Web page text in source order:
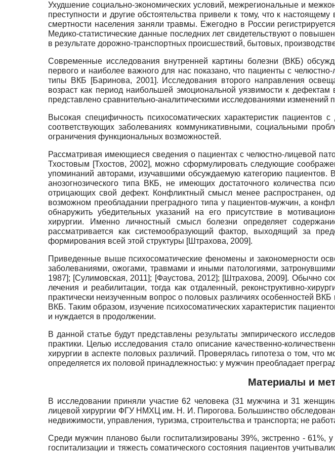
Ухудшение социально-экономических условий, межрегиональные и
преступности и другие обстоятельства привели к тому, что к
смертности населения заняли травмы. Ежегодно в России
Медико-статистические данные последних лет свидетельствуют о
в результате дорожно-транспортных происшествий, бытовых,
Современные исследования внутренней картины болезни (ВКБ)
первого и наиболее важного для нас показано, что пациенты с
типы ВКБ
[Баринова, 2001]. Исследования второго направления
возраст как период наибольшей эмоциональной уязвимости к дефектам
представлено сравнительно-аналитическими исследованиями
Высокая специфичность психосоматических характеристик
соответствующих заболеваниях коммуникативными, социальными
ограничения функциональных возможностей.
Рассматривая имеющиеся сведения о пациентах с челюстно-лицевой
Тхостовым [Тхостов, 2002], можно сформулировать следующие
упоминаний авторами, изучавшими обсуждаемую категорию
анозогнозического типа ВКБ, не имеющих достаточного количества
отрицающих свой дефект. Конфликтный смысл менее распространен,
возможном преобладании преградного типа у пациентов-мужчин, а
обнаружить убедительных указаний на его присутствие в
хирургии. Именно личностный смысл болезни определяет
рассматривается как системообразующий фактор, выходящий за
формирования всей этой структуры [Штрахова, 2009].
Приведенные выше психосоматические феномены и закономерности
заболеваниями, ожогами, травмами и иными патологиями,
1987]; [Сулимовская, 2011]; [Фаустова, 2012]; [Штрахова, 2009]. Обычно
лечения и реабилитации, тогда как отдаленный, реконструктивно-
практически неизученным вопрос о половых различиях особенностей
ВКБ. Таким образом, изучение психосоматических характеристик
и нуждается в продолжении.
В данной статье будут представлены результаты эмпирического
практики. Целью исследования стало описание качественно-
хирургии в аспекте половых различий. Проверялась гипотеза о том,
определяется их половой принадлежностью: у мужчин преобладает
Материалы и
В исследовании приняли участие 62 человека (31 мужчина и 31
лицевой хирургии ФГУ НМХЦ им. Н. И. Пирогова. Большинство
недвижимости, управления, туризма, строительства и транспорта; не
Среди мужчин планово были госпитализированы 39%, экстренно - 61%,
госпитализации и тяжесть соматического состояния пациентов